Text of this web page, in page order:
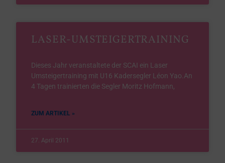
LASER-UMSTEIGERTRAINING
Dieses Jahr veranstaltete der SCAI ein Laser
Umsteigertraining mit U16 Kadersegler Léon Yao.An
4 Tagen trainierten die Segler Moritz Hofmann,
ZUM ARTIKEL »
27. April 2011